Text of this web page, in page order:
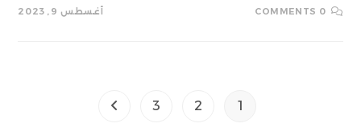
0 COMMENTS أغسطس 9, 2023
1
2
3